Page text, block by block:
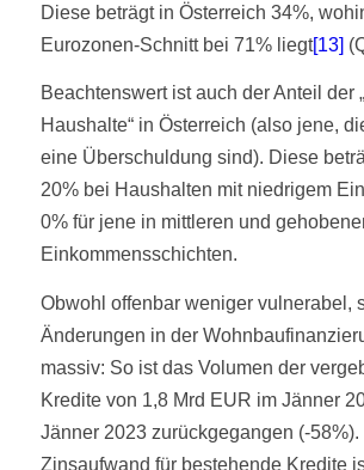
Diese beträgt in Österreich 34%,
Eurozonen-Schnitt bei 71% liegt[13]
Beachtenswert ist auch der Anteil der
Haushalte“ in Österreich (also jene,
eine Überschuldung sind). Diese
20% bei Haushalten mit niedrigem
0% für jene in mittleren und
Einkommensschichten.
Obwohl offenbar weniger vulnerabel,
Änderungen in der
massiv: So ist das Volumen der
Kredite von 1,8 Mrd EUR im Jänner
Jänner 2023 zurückgegangen (-58%).
Zinsaufwand für bestehende Kredite